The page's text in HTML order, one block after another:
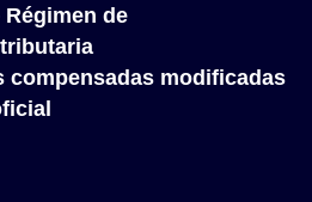
de
compensadas modificadas